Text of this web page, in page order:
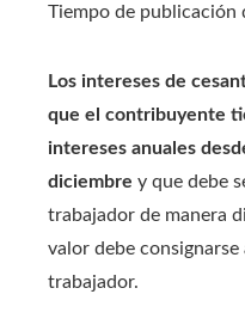
Tiempo de publicación
Los intereses de
que el contribuyente
intereses anuales
diciembre y que debe
trabajador de manera
valor debe consignarse
trabajador.